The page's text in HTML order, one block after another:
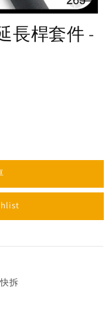
長桿套件 -
拆